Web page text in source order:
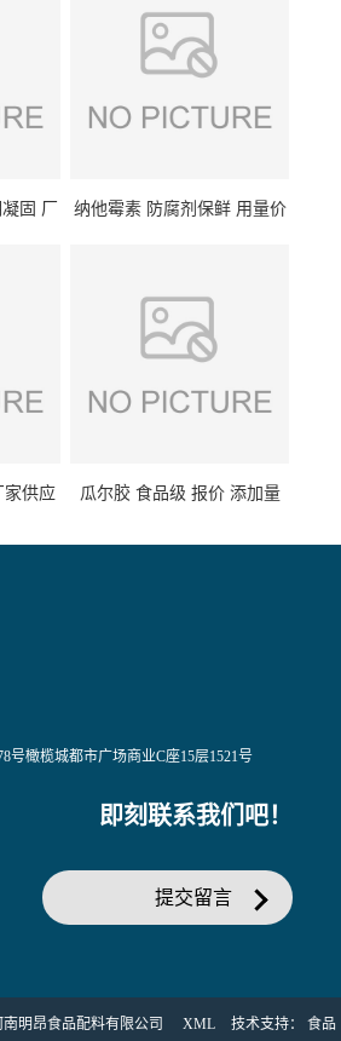
固 厂
纳他霉素 防腐剂保鲜 用量价
家供应 瓜尔胶 食品级 报价 添加量
号橄榄城都市广场商业C座15层1521号
即刻联系我们吧！
提交留言
南明昂食品配料有限公司 XML 技术支持： 食品